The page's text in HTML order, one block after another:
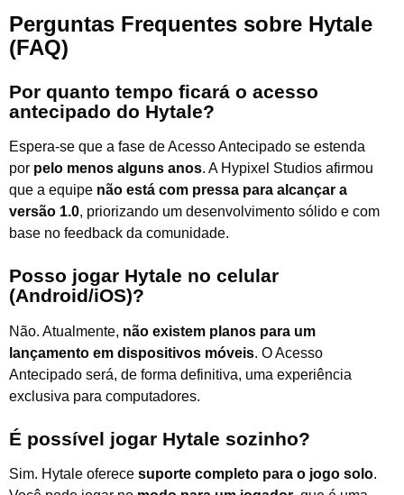
Perguntas Frequentes sobre Hytale
(FAQ)
Por quanto tempo ficará o acesso
antecipado do Hytale?
Espera-se que a fase de Acesso Antecipado se estenda
por pelo menos alguns anos. A Hypixel Studios afirmou
que a equipe não está com pressa para alcançar a
versão 1.0, priorizando um desenvolvimento sólido e com
base no feedback da comunidade.
Posso jogar Hytale no celular
(Android/iOS)?
Não. Atualmente, não existem planos para um
lançamento em dispositivos móveis. O Acesso
Antecipado será, de forma definitiva, uma experiência
exclusiva para computadores.
É possível jogar Hytale sozinho?
Sim. Hytale oferece suporte completo para o jogo solo.